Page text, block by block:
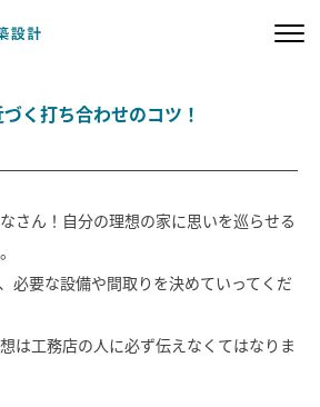
私たちの想い
く打ち合わせのコツ！
さん！自分の理想の家に思いを巡らせる
必要な設備や間取りを決めていってくだ
は工務店の人に必ず伝えなくてはなりま